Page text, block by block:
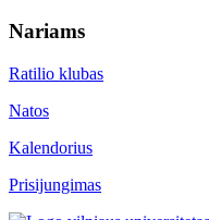
Nariams
Ratilio klubas
Natos
Kalendorius
Prisijungimas